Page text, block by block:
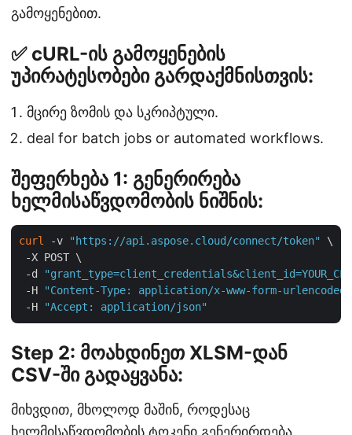
გამოყენებით.
✅ cURL-ის გამოყენების
უპირატესობები გარდაქმნისთვის:
მცირე ზომის და სკრიპტული.
deal for batch jobs or automated workflows.
შეფერხება 1: გენერირება
ხელმისაწვდომობის ნიშნის:
curl -v "https://api.aspose.cloud/connect/token"
\
-X POST \
-d
-H
"Content-Type: application/x-www-form-urlencoded"
-H
"Accept: application/json"
Step 2: მოახდინეთ XLSM-დან
CSV-ში გადაყვანა:
მიხვდით, მხოლოდ მაშინ, როდესაც
ხელმისაწვდომობის ტოკენი გენერირდება,